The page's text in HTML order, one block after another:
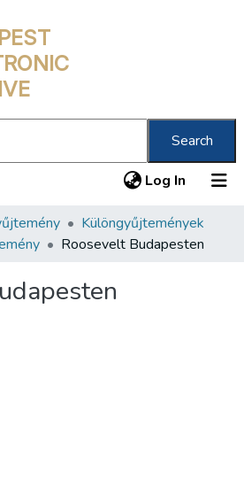
Search
Log In (current)
Különgyűjtemények
Roosevelt Budapesten